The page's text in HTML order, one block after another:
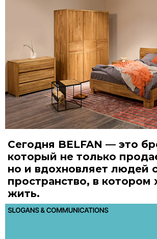
Сегодня BELFAN — это
который не только
но и вдохновляет людей
пространство, в котором
жить.